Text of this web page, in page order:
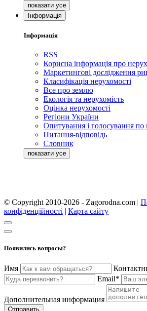
Інформація
Інформація
RSS
Корисна інформація про
Маркетингові дослідження
Класифікація нерухомості
Все про землю
Екологія та нерухомість
Оцінка нерухомості
Регіони України
Опитування і голосування по
Питання-відповідь
Словник
© Copyright 2010-2026 - Zagorodna.com |
конфіденційності | Карта сайту
Появились вопросы?
Имя
Email*
Дополнительная информация
Отправить